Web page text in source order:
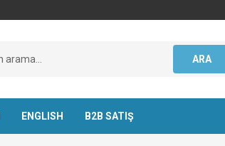
ARA
ENGLISH B2B SATIŞ